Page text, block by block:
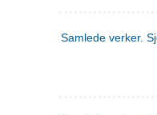
Samlede verker.